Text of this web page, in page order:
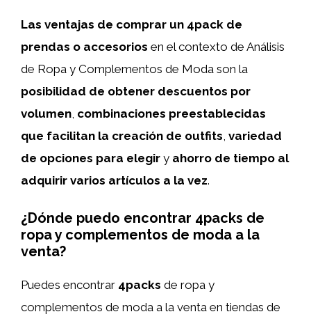
Las ventajas de comprar un 4pack de
prendas o accesorios en el contexto de Análisis
de Ropa y Complementos de Moda son la
posibilidad de obtener descuentos por
volumen, combinaciones preestablecidas
que facilitan la creación de outfits, variedad
de opciones para elegir y ahorro de tiempo al
adquirir varios artículos a la vez.
¿Dónde puedo encontrar 4packs de
ropa y complementos de moda a la
venta?
Puedes encontrar 4packs de ropa y
complementos de moda a la venta en tiendas de